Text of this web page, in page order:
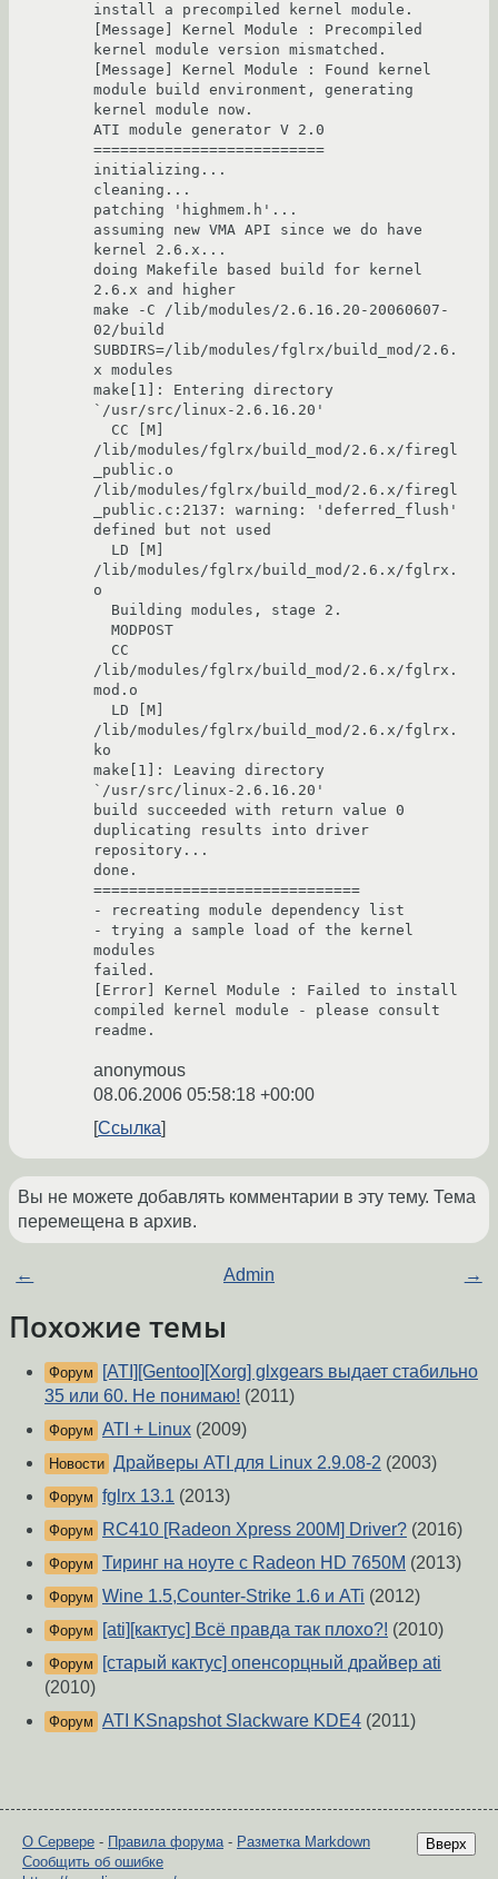
install a precompiled kernel module.
[Message] Kernel Module : Precompiled
kernel module version mismatched.
[Message] Kernel Module : Found kernel
module build environment, generating
kernel module now.
ATI module generator V 2.0
==========================
initializing...
cleaning...
patching 'highmem.h'...
assuming new VMA API since we do have
kernel 2.6.x...
doing Makefile based build for kernel
2.6.x and higher
make -C /lib/modules/2.6.16.20-20060607-
02/build
SUBDIRS=/lib/modules/fglrx/build_mod/2.6.
x modules
make[1]: Entering directory
`/usr/src/linux-2.6.16.20'
/lib/modules/fglrx/build_mod/2.6.x/firegl
_public.o
/lib/modules/fglrx/build_mod/2.6.x/firegl
_public.c:2137: warning: 'deferred_flush'
defined but not used
/lib/modules/fglrx/build_mod/2.6.x/fglrx.
o
/lib/modules/fglrx/build_mod/2.6.x/fglrx.
mod.o
/lib/modules/fglrx/build_mod/2.6.x/fglrx.
ko
make[1]: Leaving directory
`/usr/src/linux-2.6.16.20'
build succeeded with return value 0
duplicating results into driver
repository...
done.
==============================
- recreating module dependency list
- trying a sample load of the kernel
modules
failed.
[Error] Kernel Module : Failed to install
compiled kernel module - please consult
readme.
anonymous
08.06.2006 05:58:18 +00:00
Ссылка
Вы не можете добавлять комментарии в эту тему. Тема
перемещена в архив.
← Admin →
Похожие темы
Форум
[ATI][Gentoo][Xorg] glxgears выдает стабильно
35 или 60. Не понимаю! (2011)
Форум ATI + Linux (2009)
Новости Драйверы ATI для Linux 2.9.08-2 (2003)
Форум fglrx 13.1 (2013)
Форум RC410 [Radeon Xpress 200M] Driver? (2016)
Форум Тиринг на ноуте с Radeon HD 7650M (2013)
Форум Wine 1.5,Counter-Strike 1.6 и ATi (2012)
Форум [ati][кактус] Всё правда так плохо?! (2010)
Форум
[старый кактус] опенсорцный драйвер ati
(2010)
Форум ATI KSnapshot Slackware KDE4 (2011)
Вверх
О Сервере - Правила форума- Разметка Markdown
Сообщить об ошибке